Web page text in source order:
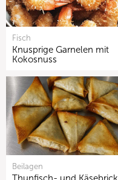
Fisch
Knusprige Garnelen mit
Kokosnuss
Beilagen